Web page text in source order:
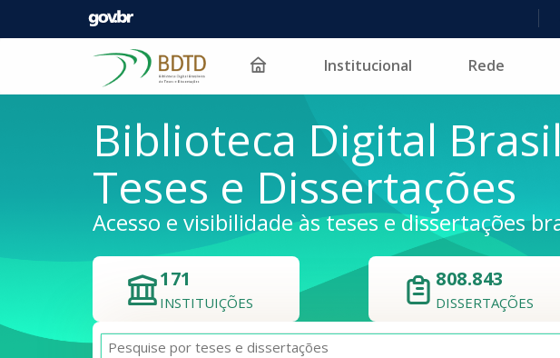
Pular para o conteúdo Institucional Rede
Biblioteca Digital
Teses e Dissertações
Acesso e visibilidade às teses e dissertações
171
INSTITUIÇÕES
808.843
DISSERTAÇÕES